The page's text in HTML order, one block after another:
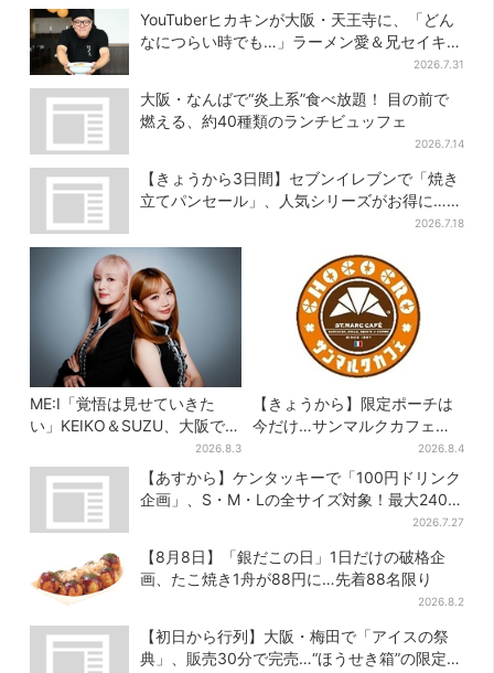
実…並ばず買える「ロッカ
ー」も設置
ズ…17店舗のメニュー集結
YouTuberヒカキンが大阪・天王寺に、「どん
なにつらい時でも…」ラーメン愛＆兄セイキン
2026.7.31
大阪・なんばで“炎上系”食べ放題！ 目の前で
燃える、約40種類のランチビュッフェ
2026.7.14
【きょうから3日間】セブンイレブンで「焼き
立てパンセール」、人気シリーズがお得に…チ
2026.7.18
ME:I「覚悟は見せていきた
い」KEIKO＆SUZU、大阪で語
る…“日プ女子”からの3年間
と、7人で目指す夢
2026.8.3
【きょうから】限定ポーチは
今だけ…サンマルクカフェ初
の「夏福袋」、実質無料でレ
アグッズが手に入る
2026.8.4
【あすから】ケンタッキーで「100円ドリンク
企画」、S・M・Lの全サイズ対象！最大240円
2026.7.27
【8月8日】「銀だこの日」1日だけの破格企
画、たこ焼き1舟が88円に…先着88名限り
2026.8.2
【初日から行列】大阪・梅田で「アイスの祭
典」、販売30分で完売…“ほうせき箱”の限定メ